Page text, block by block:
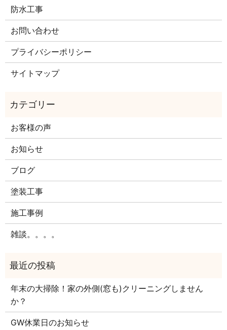
防水工事
お問い合わせ
プライバシーポリシー
サイトマップ
お客様の声
お知らせ
ブログ
塗装工事
施工事例
雑談。。。。
年末の大掃除！家の外側(窓も)クリーニングしません
か？
GW休業日のお知らせ